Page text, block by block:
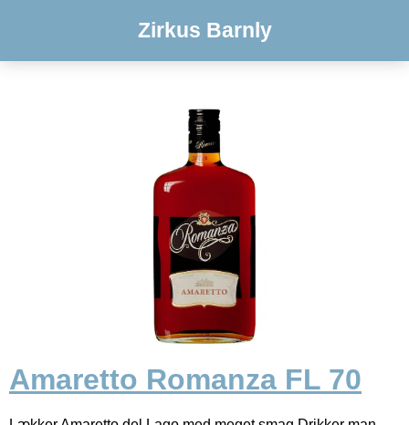
Zirkus Barnly
Amaretto Romanza FL 70